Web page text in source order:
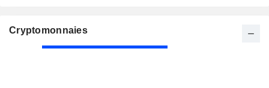
Cryptomonnaies